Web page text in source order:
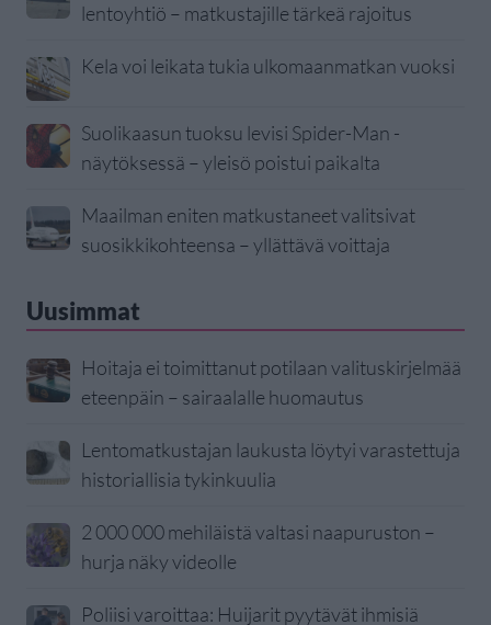
lentoyhtiö – matkustajille tärkeä rajoitus
Kela voi leikata tukia ulkomaanmatkan vuoksi
Suolikaasun tuoksu levisi Spider-Man -
näytöksessä – yleisö poistui paikalta
Maailman eniten matkustaneet valitsivat
suosikkikohteensa – yllättävä voittaja
Uusimmat
Hoitaja ei toimittanut potilaan valituskirjelmää
eteenpäin – sairaalalle huomautus
Lentomatkustajan laukusta löytyi varastettuja
historiallisia tykinkuulia
2 000 000 mehiläistä valtasi naapuruston –
hurja näky videolle
Poliisi varoittaa: Huijarit pyytävät ihmisiä